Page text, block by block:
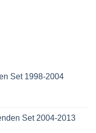
Set 1998-2004
Set 2004-2013